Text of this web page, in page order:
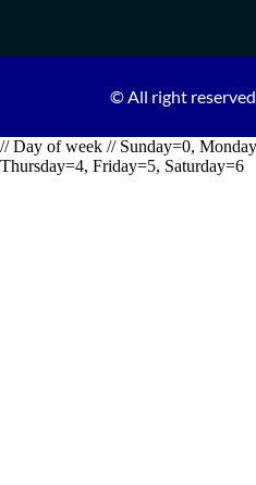
© All right reserved
// Day of week // Sunday=0,
Thursday=4, Friday=5, Saturday=6